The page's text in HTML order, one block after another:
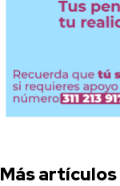
Más artículos